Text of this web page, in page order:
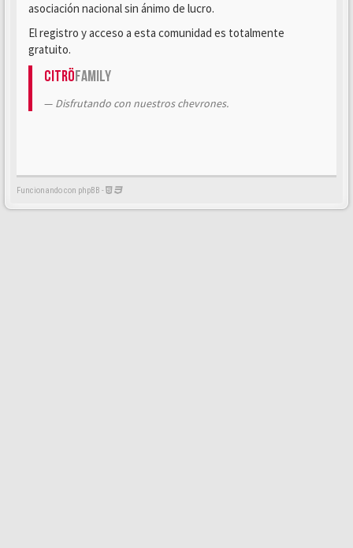
asociación nacional sin ánimo de lucro.
El registro y acceso a esta comunidad es totalmente
gratuito.
CitröFamily
Disfrutando con nuestros chevrones.
Funcionando con phpBB -